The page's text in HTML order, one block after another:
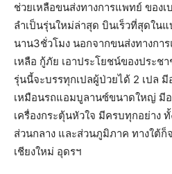
ช่วยเหลือขนส่งทางการแพทย์ ของ
ลำเป็นรุ่นใหม่ล่าสุด บินเร็วที่สุดใน
นาน3ชั่วโมง นอกจากขนส่งทางกา
เหลือ กู้ภัย เอาประโยชน์ของประช
รุ่นนี้จะบรรทุกเปลผู้ป่วยได้ 2 เปล
เหมือนรถแอมบูลานซ์ขนาดใหญ่ มีอ
เครื่องกระตุ้นหัวใจ มีครบทุกอย่าง
ส่วนกลาง และส่วนภูมิภาค ทางใต้ก็
เชียงใหม่ อุดรฯ